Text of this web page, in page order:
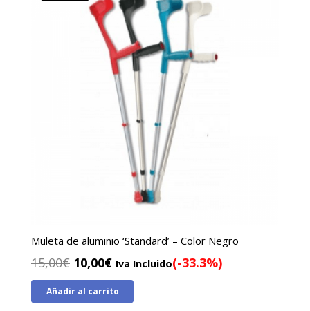
Muleta de aluminio ‘Standard’ – Color Negro
15,00€ El
precio
original
10,00€El
precio
actual
Iva Incluido(-33.3%)
Añadir al carrito